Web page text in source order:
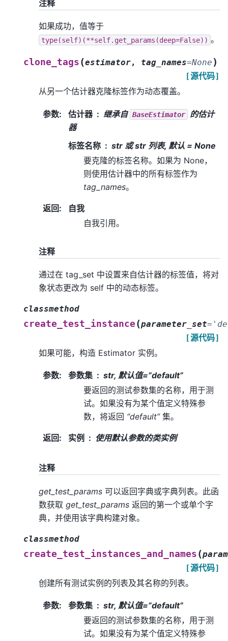
注释
如果成功，值等于
type(self)(**self.get_params(deep=False)) 。
clone_tags (estimator, tag_names=None )
[源代码]
从另一个估计器克隆标签作为动态覆盖。
参数: 估计器 继承自 BaseEstimator
的估计
器
标签名称
str 或 str 列表, 默认 = None
要克隆的标签名称。如果为 None，
则使用估计器中的所有标签作为
tag_names。
返回:
自我
自我引用。
注释
通过在 tag_set 中设置来自估计器的标签值，将对
象状态更改为 self 中的动态标签。
classmethod
create_test_instance (parameter_set=
[源代码]
如果可能，构造 Estimator 实例。
参数: 参数集
str, 默认值=”default”
要返回的测试参数集的名称，用于测
试。如果没有为某个值定义特殊参
数，将返回 “default”集。
返回: 实例 使用默认参数的类实例
注释
get_test_params 可以返回字典或字典列表。此函
数获取 get_test_params 返回的第一个或单个字
典，并使用该字典构建对象。
classmethod
create_test_instances_and_names (
[源代码]
创建所有测试实例的列表及其名称的列表。
参数: 参数集
str, 默认值=”default”
要返回的测试参数集的名称，用于测
试。如果没有为某个值定义特殊参